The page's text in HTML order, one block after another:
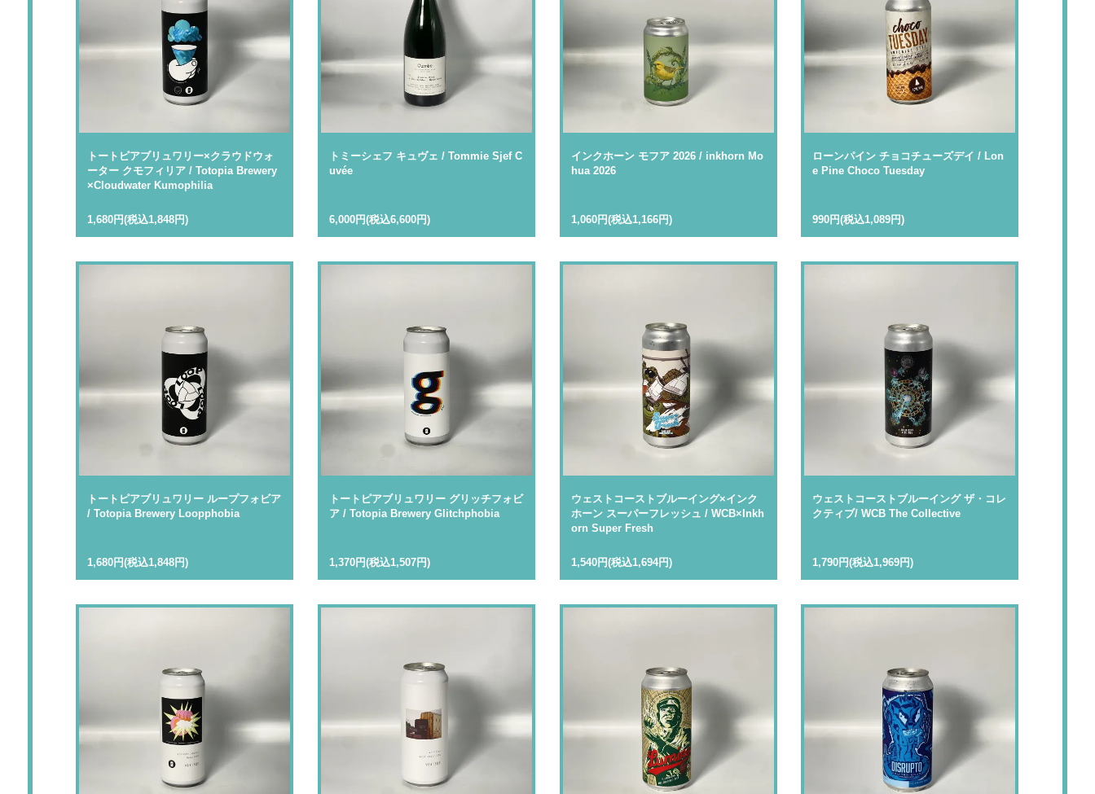
トートピアブリュワリー×クラウドウォ
ーター クモフィリア / Totopia Brewery
×Cloudwater Kumophilia
1,680円(税込1,848円)
トミーシェフ キュヴェ / Tommie Sjef C
uvée
6,000円(税込6,600円)
インクホーン モフア 2026 / inkhorn Mo
hua 2026
1,060円(税込1,166円)
ローンパイン チョコチューズデイ / Lon
e Pine Choco Tuesday
990円(税込1,089円)
トートピアブリュワリー ループフォビア
/ Totopia Brewery Loopphobia
1,680円(税込1,848円)
トートピアブリュワリー グリッチフォビ
ア / Totopia Brewery Glitchphobia
1,370円(税込1,507円)
ウェストコーストブルーイング×インク
ホーン スーパーフレッシュ / WCB×Inkh
orn Super Fresh
1,540円(税込1,694円)
ウェストコーストブルーイング ザ・コレ
クティブ/ WCB The Collective
1,790円(税込1,969円)